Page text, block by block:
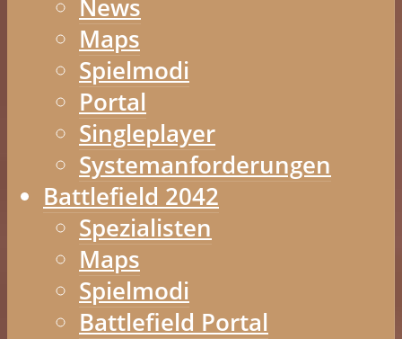
News
Maps
Spielmodi
Portal
Singleplayer
Systemanforderungen
Battlefield 2042
Spezialisten
Maps
Spielmodi
Battlefield Portal